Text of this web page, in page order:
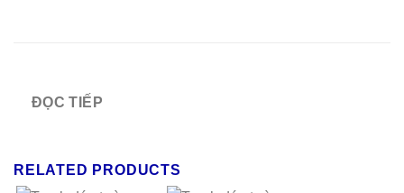
ĐỌC TIẾP
RELATED PRODUCTS